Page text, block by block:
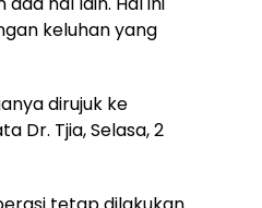
keluhan yang
dirujuk ke
Dr. Tjia, Selasa, 2